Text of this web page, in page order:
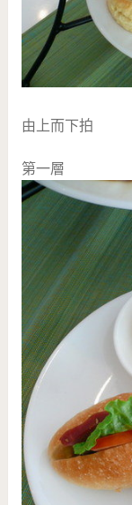
由上而下拍
第一層